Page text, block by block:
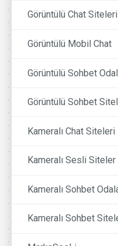
Görüntülü Chat Siteleri
Görüntülü Mobil Chat
Görüntülü Sohbet
Görüntülü Sohbet
Kameralı Chat Siteleri
Kameralı Sesli Siteler
Kameralı Sohbet
Kameralı Sohbet